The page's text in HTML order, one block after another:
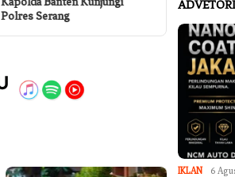
Polres Serang
IKLAN 6